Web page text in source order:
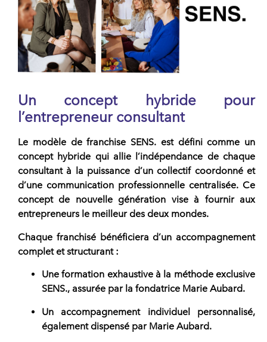
Un concept hybride pour
l’entrepreneurconsultant
Le modèle defranchise SENS. est défini comme un
concept hybride qui allie l’indépendance de chaque
consultant à la puissance d’un collectif coordonné et
d’une communication professionnelle centralisée. Ce
concept de nouvelle génération vise à fournir aux
entrepreneurs le meilleur des deux mondes.
Chaque franchisébénéficiera d’un accompagnement
complet et structurant :
Une formation exhaustive à la méthode exclusive
SENS., assurée par la fondatrice Marie Aubard.
Un accompagnement individuel personnalisé,
également dispensé par Marie Aubard.